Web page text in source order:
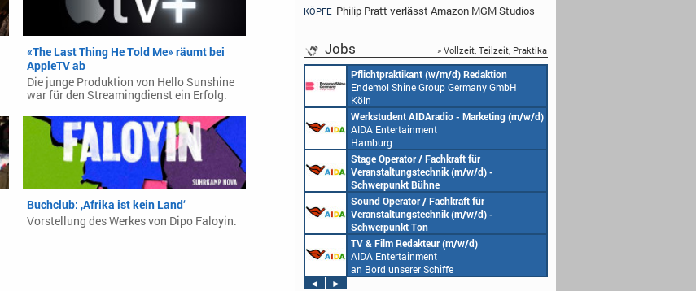
«The Last Thing He Told Me» räumt bei
AppleTV ab
Die junge Produktion von Hello Sunshine
war für den Streamingdienst ein Erfolg.
Buchclub: ‚Afrika ist kein Land‘
Vorstellung des Werkes von Dipo Faloyin.
KÖPFE Philip Pratt verlässt Amazon MGM Studios
Jobs » Vollzeit, Teilzeit, Praktika
Pflichtpraktikant (w/m/d) Redaktion
Endemol Shine Group Germany GmbH
Köln
Werkstudent AIDAradio - Marketing (m/w/d)
AIDA Entertainment
Hamburg
Stage Operator / Fachkraft für
Veranstaltungstechnik (m/w/d) -
Schwerpunkt Bühne
AIDA Entertainment
an Bord unserer Schiffe
Sound Operator / Fachkraft für
Veranstaltungstechnik (m/w/d) -
Schwerpunkt Ton
AIDA Entertainment
an Bord unserer Schiffe
TV & Film Redakteur (m/w/d)
AIDA Entertainment
an Bord unserer Schiffe
◄
►